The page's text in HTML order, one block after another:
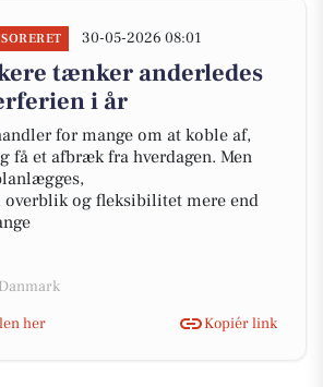
30-05-2026 08:01
tænker anderledes
i år
for mange om at koble af,
få et afbræk fra hverdagen. Men
og fleksibilitet mere end
her
Kopiér link